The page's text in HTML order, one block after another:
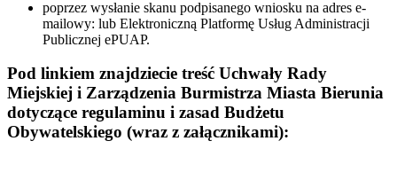
poprzez wysłanie skanu podpisanego wniosku na adres e-
mailowy: lub Elektroniczną Platformę Usług Administracji
Publicznej ePUAP.
Pod linkiem znajdziecie treść Uchwały Rady
Miejskiej i Zarządzenia Burmistrza Miasta Bierunia
dotyczące regulaminu i zasad Budżetu
Obywatelskiego (wraz z załącznikami):